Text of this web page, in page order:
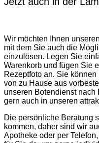
Wir möchten Ihnen
mit dem Sie auch die
einzulösen. Legen Sie
Warenkorb und fügen Sie
Rezeptfoto an. Sie
von zu Hause aus
unseren Botendienst
gern auch in unseren
Die persönliche Beratung
kommen, daher sind wir
Apotheke oder per